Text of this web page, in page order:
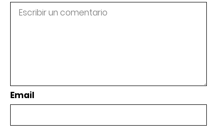
Email